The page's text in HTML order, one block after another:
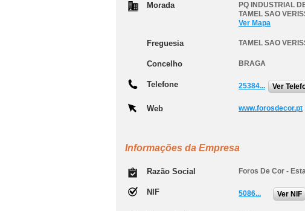
Morada PQ INDUSTRIAL
TAMEL SAO
Ver Mapa
Freguesia TAMEL SAO
Concelho BRAGA
Telefone 25384... Ver
Web www.forosdecor.pt
Informações da Empresa
Razão Social Foros De Cor -
NIF 5086... Ver NIF